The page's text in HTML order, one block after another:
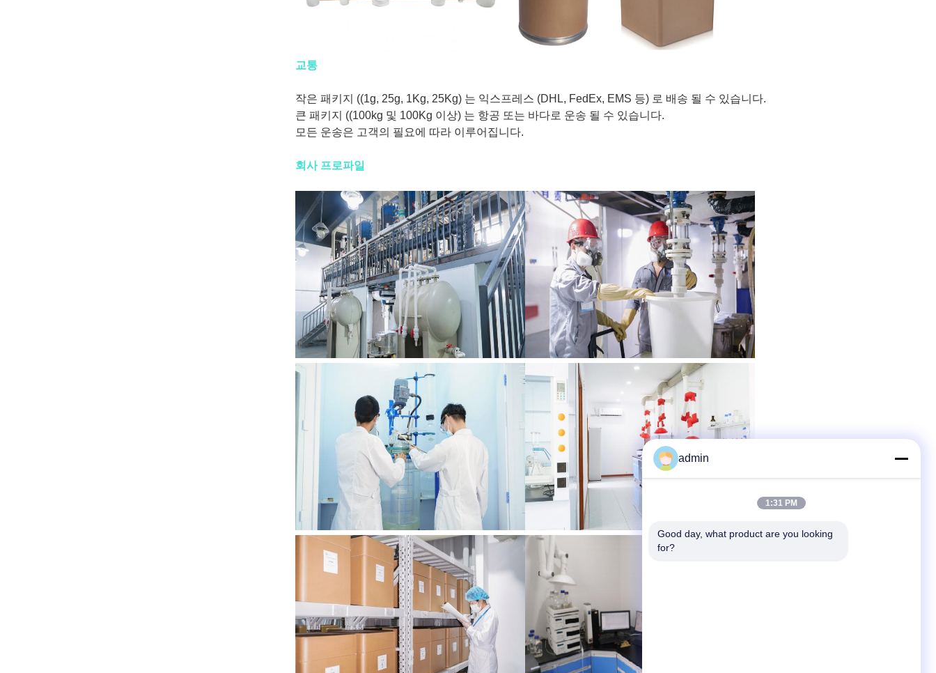
교통
작은 패키지 ((1g, 25g, 1Kg, 25Kg) 는 익스프레스 (DHL, FedEx, EMS 등) 로 배송 될 수 있습니다.
큰 패키지 ((100kg 및 100Kg 이상) 는 항공 또는 바다로 운송 될 수 있습니다.
모든 운송은 고객의 필요에 따라 이루어집니다.
회사 프로파일
admin
1:31 PM
Good day, what product are you looking
for?